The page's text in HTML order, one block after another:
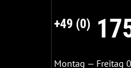
+49 (0)
Montag — Freitag